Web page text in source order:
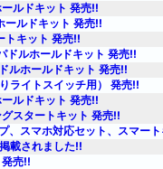
ルドキット 発売!!
ールドキット 発売!!
トキット 発売!!
ドルホールドキット 発売!!
ルホールドキット 発売!!
ライトスイッチ用） 発売!!
ルドキット 発売!!
スタートキット 発売!!
、スマホ対応セット、スマー
載されました!!
売!!